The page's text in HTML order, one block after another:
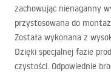
zachowując nienaganny
przystosowana do
Została wykonana z
Dzięki specjalnej fazie
czystości. Odpowiednie